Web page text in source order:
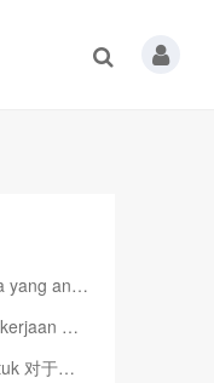
你想喝点什么？
职业
为，关于